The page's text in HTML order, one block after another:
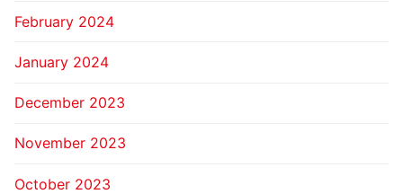
February 2024
January 2024
December 2023
November 2023
October 2023